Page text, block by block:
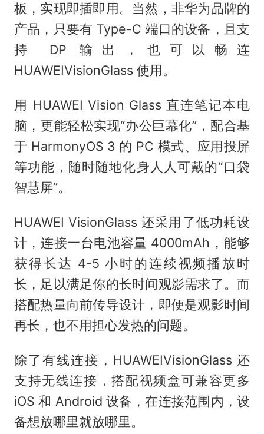
板，实现即插即用。当然，非华为品牌的
产品，只要有 Type-C 端口的设备，且支
持 DP 输出，也可以畅连
HUAWEIVisionGlass 使用。
用 HUAWEI Vision Glass 直连笔记本电
脑，更能轻松实现“办公巨幕化”，配合基
于 HarmonyOS 3 的 PC 模式、应用投屏
等功能，随时随地化身人人可戴的“口袋
智慧屏”。
HUAWEI VisionGlass 还采用了低功耗设
计，连接一台电池容量 4000mAh，能够
获得长达 4-5 小时的连续视频播放时
长，足以满足你的长时间观影需求了。而
搭配热量向前传导设计，即便是观影时间
再长，也不用担心发热的问题。
除了有线连接，HUAWEIVisionGlass 还
支持无线连接，搭配视频盒可兼容更多
iOS 和 Android 设备，在连接范围内，设
备想放哪里就放哪里。